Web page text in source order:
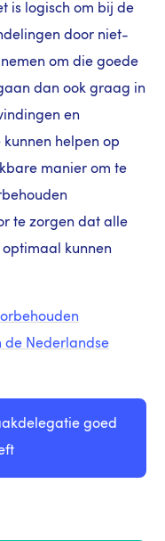
is logisch om bij de
door niet-
om die goede
dan ook graag in
en
helpen op
manier om te
te zorgen dat alle
kunnen
de Nederlandse
goed